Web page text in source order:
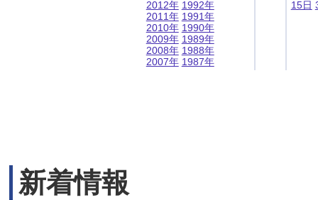
2012年
2011年
2010年
2009年
2008年
2007年
1992年
1991年
1990年
1989年
1988年
1987年
15日
新着情報